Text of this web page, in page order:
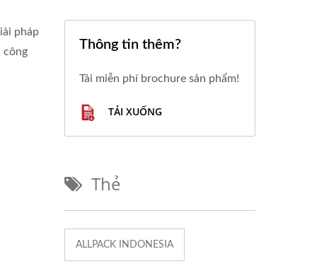
pháp
công
Thông tin thêm?
Tải miễn phí brochure sản phẩm!
TẢI XUỐNG
Thẻ
ALLPACK INDONESIA